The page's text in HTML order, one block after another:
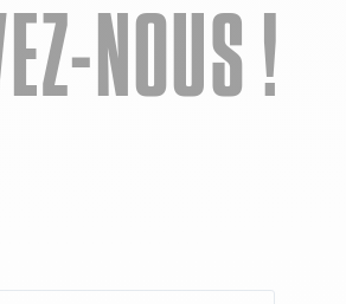
NOUS !